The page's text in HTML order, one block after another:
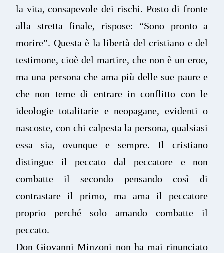
la vita, consapevole dei rischi. Posto di fronte
alla stretta finale, rispose: “Sono pronto a
morire”. Questa è la libertà del cristiano e del
testimone, cioè del martire, che non è un eroe,
ma una persona che ama più delle sue paure e
che non teme di entrare in conflitto con le
ideologie totalitarie e neopagane, evidenti o
nascoste, con chi calpesta la persona, qualsiasi
essa sia, ovunque e sempre. Il cristiano
distingue il peccato dal peccatore e non
combatte il secondo pensando così di
contrastare il primo, ma ama il peccatore
proprio perché solo amando combatte il
peccato.
Don Giovanni Minzoni non ha mai rinunciato